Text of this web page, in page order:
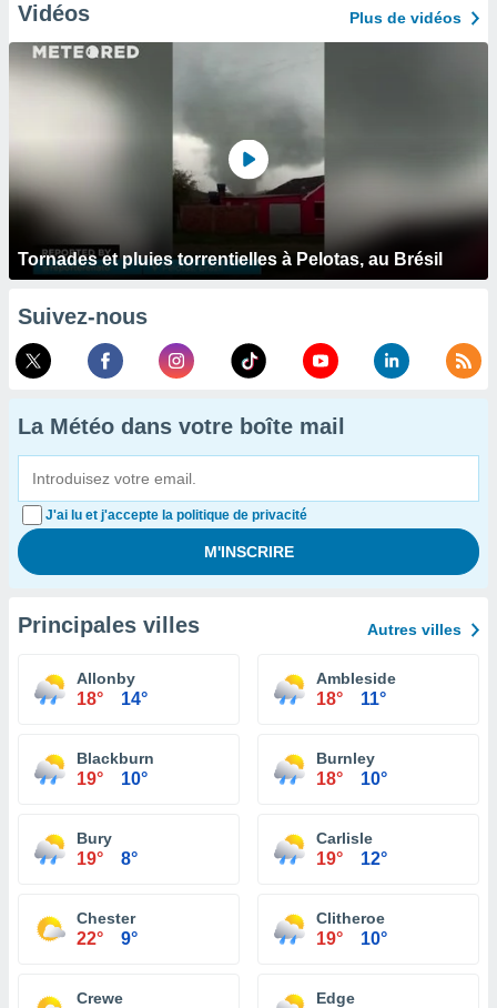
Vidéos Plus de vidéos
Tornades et pluies torrentielles à Pelotas, au Brésil
Suivez-nous
La Météo dans votre boîte mail
J'ai lu et j'accepte la politique de privacité
Principales villes Autres villes
Allonby
18° 14°
Ambleside
18° 11°
Blackburn
19° 10°
Burnley
18° 10°
Bury
19° 8°
Carlisle
19° 12°
Chester
22° 9°
Clitheroe
19° 10°
Crewe Edge